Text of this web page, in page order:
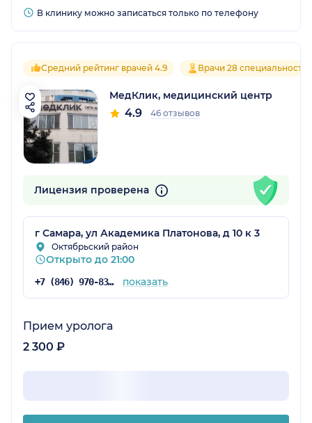
В клинику можно записаться только по телефону
Средний рейтинг врачей 4.9 Врачи 28
МедКлик, медицинский центр
4.9 46 отзывов
Лицензия проверена
г Самара, ул Академика Платонова, д 10 к 3
Октябрьский район
Открыто до 21:00
+7 (846) 970-83-45 показать
Прием уролога
2 300 ₽